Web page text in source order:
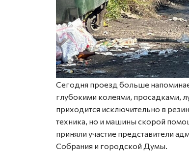
Сегодня проезд больше
глубокими колеями, просадками,
приходится исключительно в
техника, но и машины скорой
приняли участие представители
Собрания и городской Думы.